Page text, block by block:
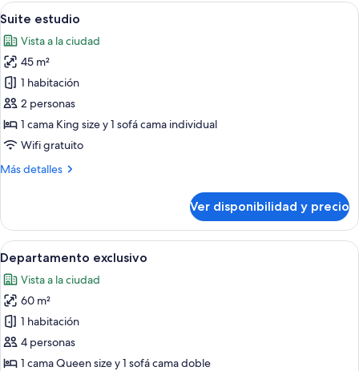
Ver
todas
las
fotos
de
Suite
estudio
Una habitación de hotel moderna
13
Suite estudio
Vista a la ciudad
45 m²
1 habitación
2 personas
1 cama King size y 1 sofá cama individual
Wifi gratuito
Más detalles
Más
estudio
Ver disponibilidad y precio
Ver
todas
las
fotos
de
Departamento
exclusivo
Una sala de estar moderna con una
14
Departamento exclusivo
Vista a la ciudad
60 m²
1 habitación
4 personas
1 cama Queen size y 1 sofá cama doble